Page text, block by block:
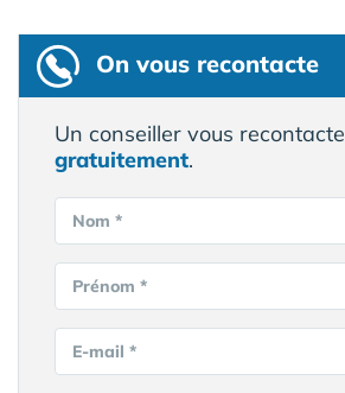
On vous recontacte
Un conseiller vous recontacte
gratuitement.
Nom *
Prénom *
E-mail *